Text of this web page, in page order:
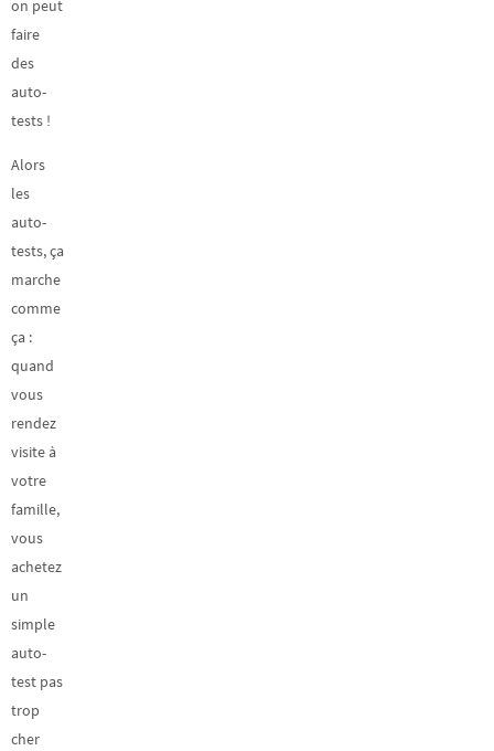
on peut
faire
des
auto-
tests !
Alors
les
auto-
tests, ça
marche
comme
ça :
quand
vous
rendez
visite à
votre
famille,
vous
achetez
un
simple
auto-
test pas
trop
cher